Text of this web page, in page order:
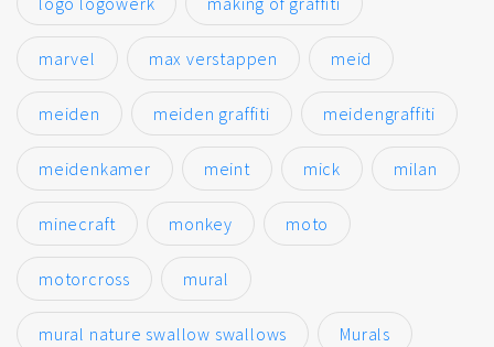
marvel max verstappen meid
meiden meiden graffiti meidengraffiti
meidenkamer meint mick milan
minecraft monkey moto
motorcross mural
mural nature swallow swallows Murals